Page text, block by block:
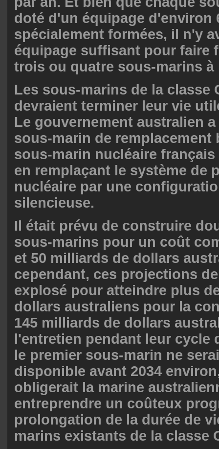
doté d'un équipage d'environ
spécialement formées, il n'y
équipage suffisant pour faire
trois ou quatre sous-marins à
Les sous-marins de la classe
devraient terminer leur vie
Le gouvernement australien
sous-marin de remplacement
sous-marin nucléaire
en remplaçant le système de
nucléaire par une
silencieuse.
Il était prévu de construire
sous-marins pour un coût
et 50 milliards de dollars
cependant, ces projections
explosé pour atteindre plus
dollars australiens pour la
145 milliards de dollars
l'entretien pendant leur cycle
le premier sous-marin ne
disponible avant 2034
obligerait la marine
entreprendre un coûteux
prolongation de la durée de
marins existants de la classe